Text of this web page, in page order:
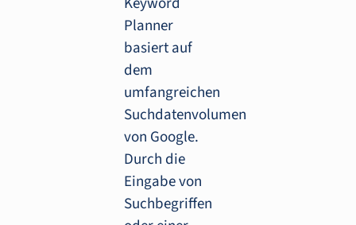
Planner
basiert auf
dem
umfangreichen
Suchdatenvolumen
von Google.
Durch die
Eingabe von
Suchbegriffen